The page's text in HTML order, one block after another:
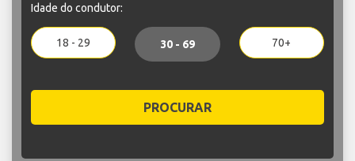
Idade do condutor:
18 - 29 30 - 69 70+
PROCURAR